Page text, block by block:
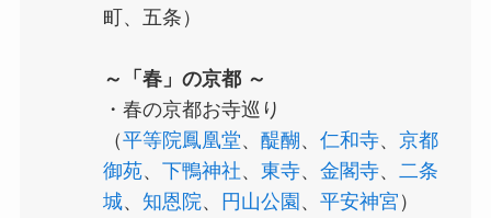
町、五条）
～「春」の京都 ～
・春の京都お寺巡り
（平等院鳳凰堂、醍醐 、仁和寺、京都
御苑、下鴨神社、東寺、金閣寺、二条
城、知恩院、 円山公園 、平安神宮 ）